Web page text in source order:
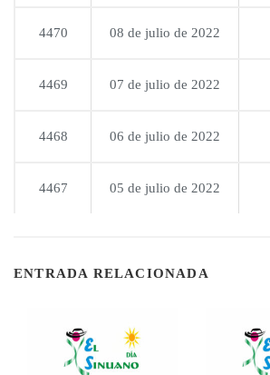
4470 08 de julio de 2022
4469 07 de julio de 2022
4468 06 de julio de 2022
4467 05 de julio de 2022
ENTRADA RELACIONADA